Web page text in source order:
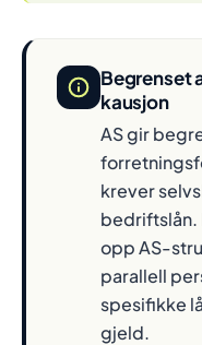
Begrenset
kausjon
AS gir
krever
bedriftslån.
opp AS-
parallell
spesifikke
gjeld.